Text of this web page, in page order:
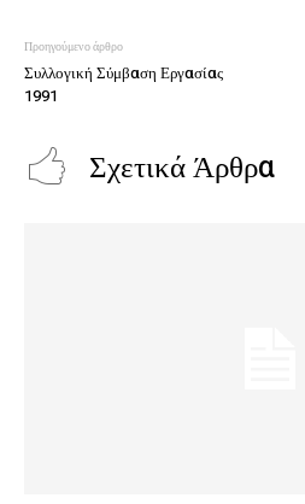
Προηγούμενο άρθρο
Συλλογική Σύμβαση Εργασίας
1991
Σχετικά Άρθρα